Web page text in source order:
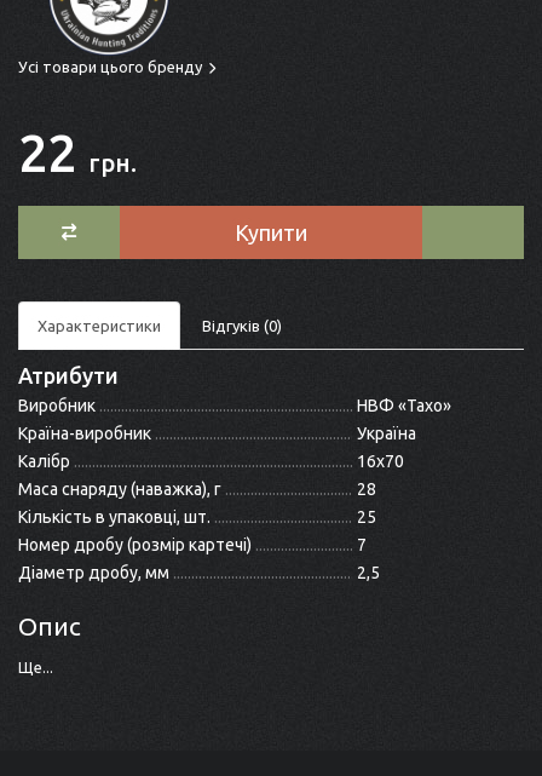
Усі товари цього бренду
22 грн.
Купити
Характеристики Відгуків (0)
Атрибути
Виробник
НВФ «Тахо»
Країна-виробник
Україна
Калібр
16x70
Маса снаряду (наважка), г
28
Кількість в упаковці, шт.
25
Номер дробу (розмір картечі)
7
Діаметр дробу, мм
2,5
Опис
Ще...